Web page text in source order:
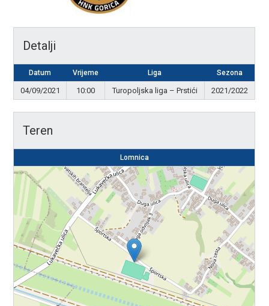
Detalji
Datum Vrijeme Liga Sezona
04/09/2021 10:00 Turopoljska liga – Prstići 2021/2022
Teren
Lomnica